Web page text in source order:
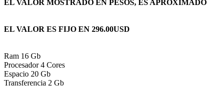
EL VALOR MOSTRADO EN PESOS, ES APROXIMADO
EL VALOR ES FIJO EN 296.00USD
Ram 16 Gb
Procesador 4 Cores
Espacio 20 Gb
Transferencia 2 Gb